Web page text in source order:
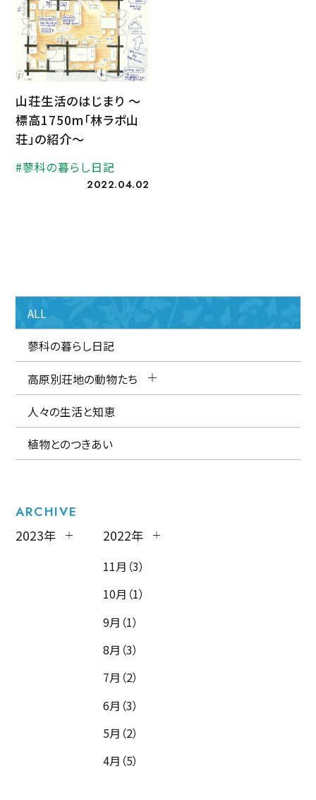
ALL
蓼科の暮らし日記
高原別荘地の動物たち
人々の生活と知恵
植物とのつきあい
ARCHIVE
2023年 2022年
11月（3）
10月（1）
9月（1）
8月（3）
7月（2）
6月（3）
5月（2）
4月（5）
山荘生活のはじまり 〜
標高1750m「林ラボ山
荘」の紹介〜
#蓼科の暮らし日記
2022.04.02